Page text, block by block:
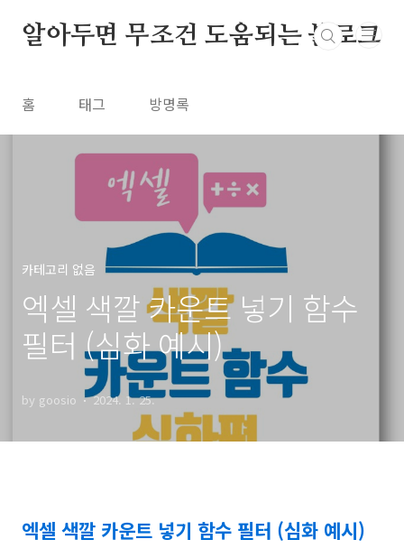
알아두면 무조건 도움되는 블로그
홈 태그 방명록
카테고리 없음
엑셀 색깔 카운트 넣기 함수
필터 (심화 예시)
by goosio 2024. 1. 25.
엑셀 색깔 카운트 넣기 함수 필터 (심화 예시)